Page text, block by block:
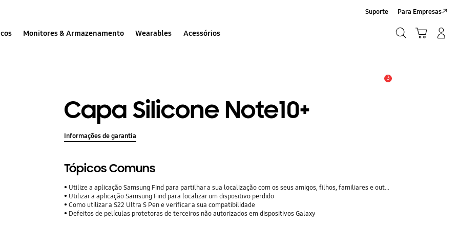
Monitores & Armazenamento Wearables Acessórios
Suporte Para Empresas
3
Capa Silicone Note10+
Informações de garantia
Tópicos Comuns
Utilize a aplicação Samsung Find para partilhar a sua localização com os seus amigos, filhos, familiares e outros contactos
Utilizar a aplicação Samsung Find para localizar um dispositivo perdido
Como utilizar a S22 Ultra S Pen e verificar a sua compatibilidade
Defeitos de películas protetoras de terceiros não autorizados em dispositivos Galaxy